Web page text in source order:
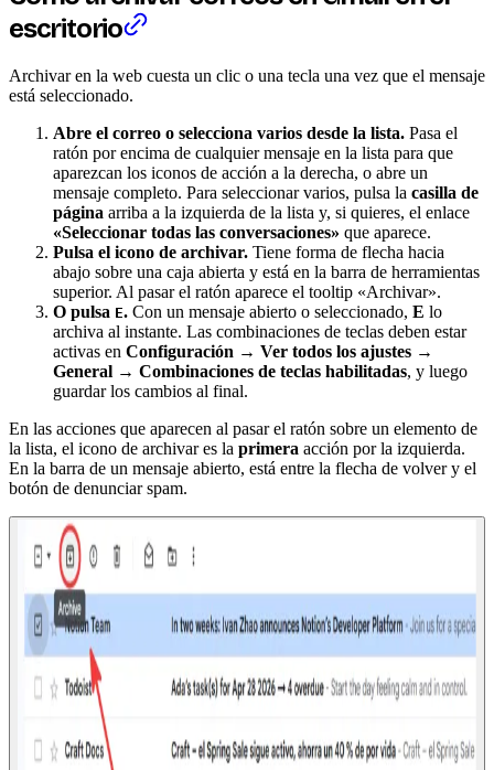
escritorio
Archivar en la web cuesta un clic o una tecla una vez que el mensaje
está seleccionado.
Abre el correo o selecciona varios desde la lista. Pasa el
ratón por encima de cualquier mensaje en la lista para que
aparezcan los iconos de acción a la derecha, o abre un
mensaje completo. Para seleccionar varios, pulsa la casilla de
página arriba a la izquierda de la lista y, si quieres, el enlace
«Seleccionar todas las conversaciones» que aparece.
Pulsa el icono de archivar. Tiene forma de flecha hacia
abajo sobre una caja abierta y está en la barra de herramientas
superior. Al pasar el ratón aparece el tooltip «Archivar».
O pulsa E. Con un mensaje abierto o seleccionado, E lo
archiva al instante. Las combinaciones de teclas deben estar
activas en Configuración → Ver todos los ajustes →
General → Combinaciones de teclas habilitadas, y luego
guardar los cambios al final.
En las acciones que aparecen al pasar el ratón sobre un elemento de
la lista, el icono de archivar es la primera acción por la izquierda.
En la barra de un mensaje abierto, está entre la flecha de volver y el
botón de denunciar spam.